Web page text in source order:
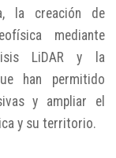
la creación de
mediante
LiDAR y la
han permitido
y ampliar el
y su territorio.